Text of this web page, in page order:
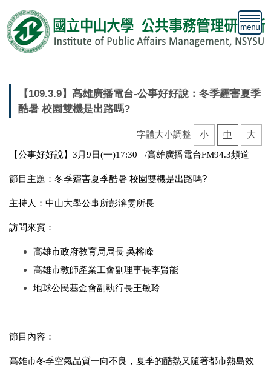
到
主
要
【109.3.9】高雄廣播電台-公事好好說：冬季霾害夏季
酷暑 校園雙機是出路嗎?
字體大小調整 小 中 大
【公事好好說】3月9日(一)17:30 /高雄廣播電台FM94.3頻道
節目主題： 冬季霾害夏季酷暑 校園雙機是出路嗎?
主持人：中山大學公事所彭渰雯所長
訪問來賓：
高雄市政府教育局局長 吳榕峰
高雄市教師產業工會副理事長李賢能
地球公民基金會副執行長王敏玲
節目內容：
高雄市冬季空氣品質一向不良，夏季的酷熱又隨著都市熱島效